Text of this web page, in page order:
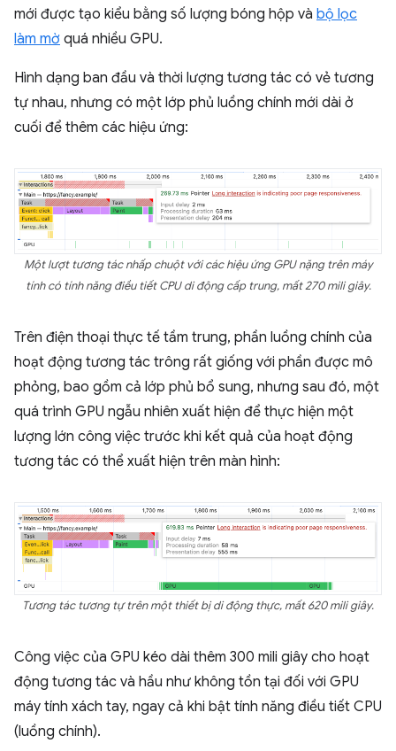
mới được tạo kiểu bằng số lượng bóng hộp và bộ lọc
làm mờ quá nhiều GPU.
Hình dạng ban đầu và thời lượng tương tác có vẻ tương
tự nhau, nhưng có một lớp phủ luồng chính mới dài ở
cuối để thêm các hiệu ứng:
Một lượt tương tác nhấp chuột với các hiệu ứng GPU nặng trên máy
tính có tính năng điều tiết CPU di động cấp trung, mất 270 mili giây.
Trên điện thoại thực tế tầm trung, phần luồng chính của
hoạt động tương tác trông rất giống với phần được mô
phỏng, bao gồm cả lớp phủ bổ sung, nhưng sau đó, một
quá trình GPU ngẫu nhiên xuất hiện để thực hiện một
lượng lớn công việc trước khi kết quả của hoạt động
tương tác có thể xuất hiện trên màn hình:
Tương tác tương tự trên một thiết bị di động thực, mất 620 mili giây.
Công việc của GPU kéo dài thêm 300 mili giây cho hoạt
động tương tác và hầu như không tồn tại đối với GPU
máy tính xách tay, ngay cả khi bật tính năng điều tiết CPU
(luồng chính).